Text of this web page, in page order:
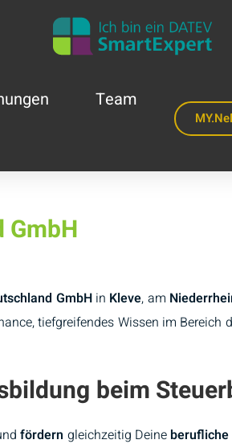
Team
GmbH
GmbHin Kleve, am
tiefgreifendes Wissen im Bereich
beim
fördern gleichzeitig Deine berufliche